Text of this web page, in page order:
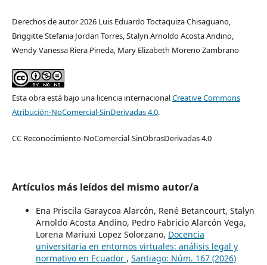
Derechos de autor 2026 Luis Eduardo Toctaquiza Chisaguano,
Briggitte Stefania Jordan Torres, Stalyn Arnoldo Acosta Andino,
Wendy Vanessa Riera Pineda, Mary Elizabeth Moreno Zambrano
Esta obra está bajo una licencia internacionalCreative Commons
Atribución-NoComercial-SinDerivadas 4.0.
CC Reconocimiento-NoComercial-SinObrasDerivadas 4.0
Artículos más leídos del mismo autor/a
Ena Priscila Garaycoa Alarcón, René Betancourt, Stalyn
Arnoldo Acosta Andino, Pedro Fabricio Alarcón Vega,
Lorena Mariuxi Lopez Solorzano, Docencia
universitaria en entornos virtuales: análisis legal y
normativo en Ecuador , Santiago: Núm. 167 (2026)